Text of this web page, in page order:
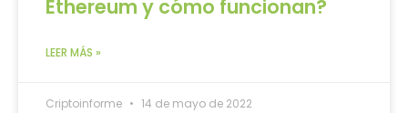
Ethereum y cómo funcionan?
LEER MÁS »
Criptoinforme 14 de mayo de 2022